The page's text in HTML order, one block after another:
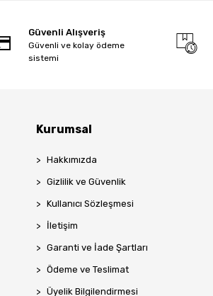
Güvenli Alışveriş
Güvenli ve kolay ödeme
sistemi
Kurumsal
Hakkımızda
Gizlilik ve Güvenlik
Kullanıcı Sözleşmesi
İletişim
Garanti ve İade Şartları
Ödeme ve Teslimat
Üyelik Bilgilendirmesi